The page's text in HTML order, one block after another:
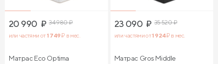
20 990 ₽ 34 980₽
или частями от1 749₽ в мес.
Матрас Eco Optima
23 090 ₽ 35 520₽
или частями от1 924₽ в мес.
Матрас Gros Middle